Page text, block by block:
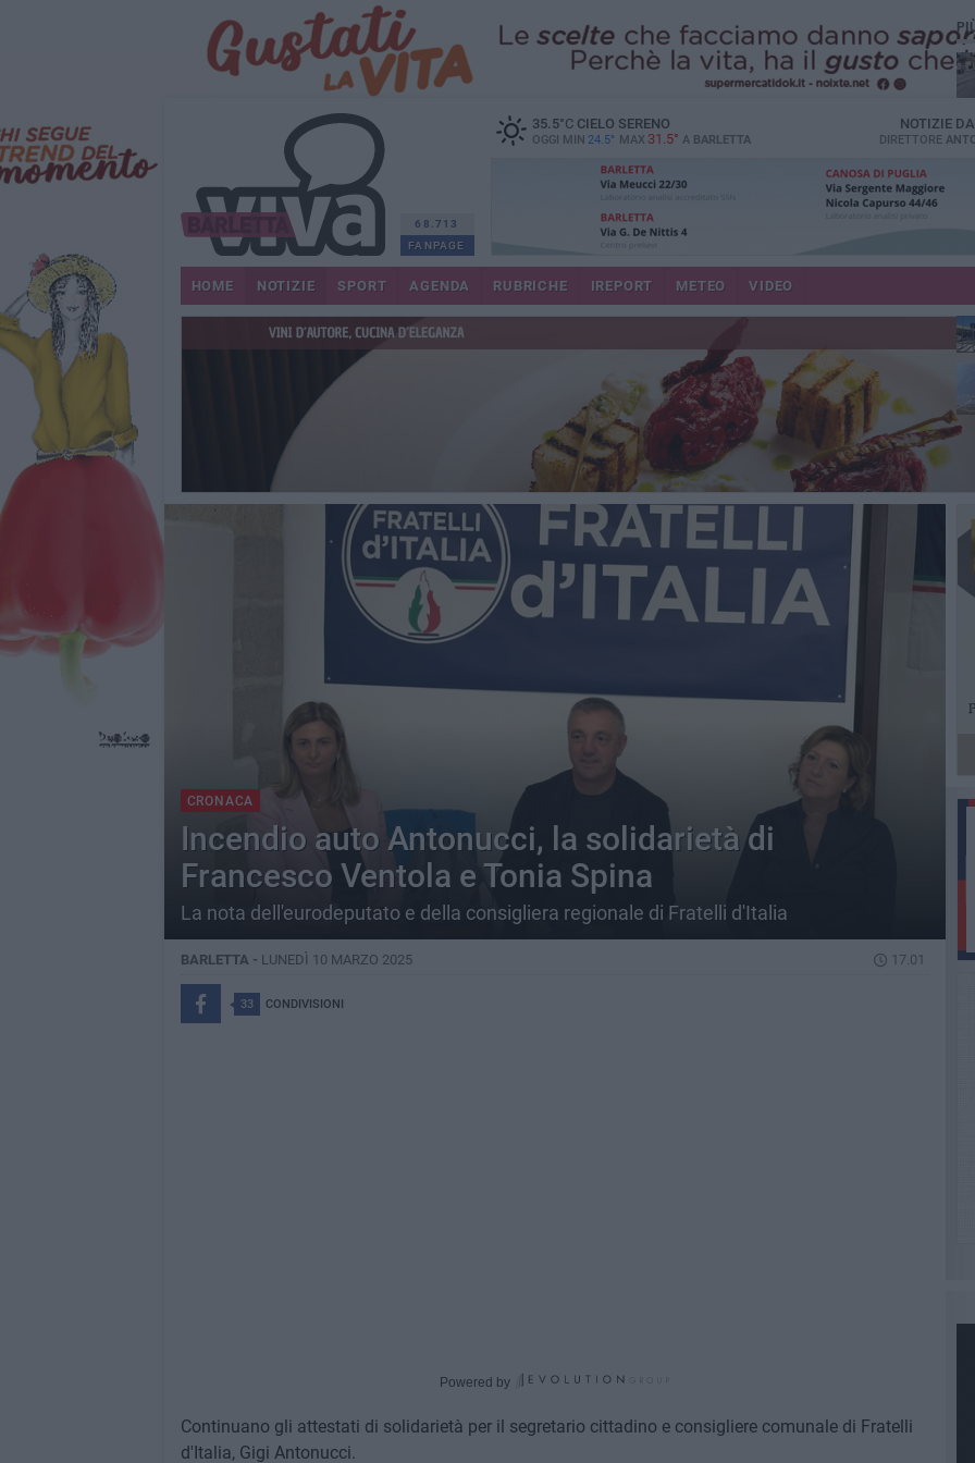
68.713
FANPAGE
35.5°CCIELO SERENO
OGGI MIN 24.5° MAX 31.5° A BARLETTA
NOTIZIE
DIRETTORE
HOME NOTIZIE SPORT AGENDA RUBRICHE IREPORT METEO VIDEO
CRONACA
Incendio auto Antonucci, la solidarietà di
Francesco Ventola e Tonia Spina
La nota dell'eurodeputato e della consigliera regionale di Fratelli d'Italia
BARLETTA - LUNEDÌ 10 MARZO 2025 17.01
33 CONDIVISIONI
Powered by
Continuano gli attestati di solidarietà per il segretario cittadino e consigliere comunale di Fratelli
d'Italia, Gigi Antonucci.